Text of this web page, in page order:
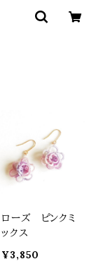
ローズ ピンクミ
ックス
¥3,850